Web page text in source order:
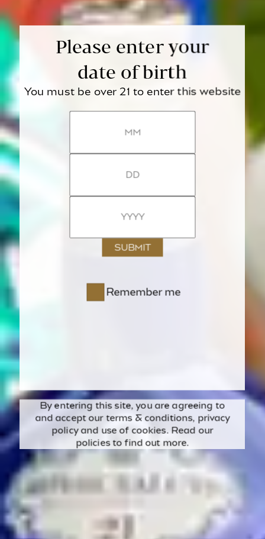
You must be over 21 to enter this website
Please enter your
date of birth
Remember me
By entering this site, you are agreeing to
and accept ourterms & conditions, privacy
policyand use of cookies. Read our
policies to find out more.